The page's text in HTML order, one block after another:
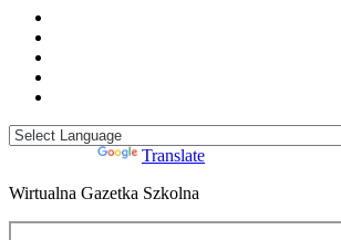
Translate
Wirtualna Gazetka Szkolna